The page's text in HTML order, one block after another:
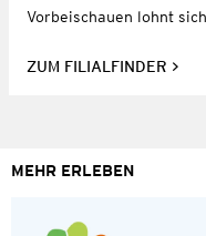
Vorbeischauen lohnt
ZUM FILIALFINDER
MEHR ERLEBEN